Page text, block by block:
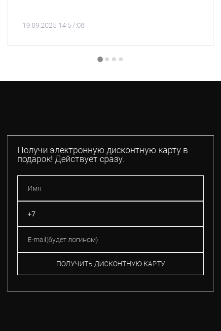
19.09.2025 14:57:08
Получи электронную дисконтную карту в
подарок! Действует сразу.
ПОЛУЧИТЬ ДИСКОНТНУЮ КАРТУ